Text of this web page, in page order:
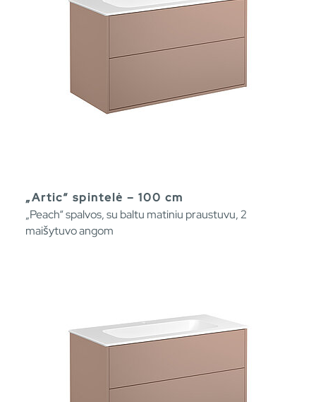
„Artic“ spintelė – 100 cm
„Peach“ spalvos, su baltu matiniu praustuvu, 2
maišytuvo angom